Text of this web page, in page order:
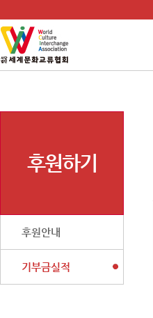
후원하기
후원안내
기부금실적